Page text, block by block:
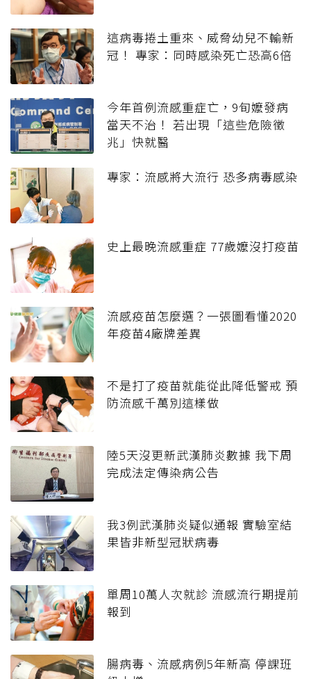
這病毒捲土重來、威脅幼兒不輸新
冠！ 專家：同時感染死亡恐高6倍
今年首例流感重症亡，9旬嬤發病
當天不治！ 若出現「這些危險徵
兆」快就醫
專家：流感將大流行 恐多病毒感染
史上最晚流感重症 77歲嬤沒打疫苗
流感疫苗怎麼選？一張圖看懂2020
年疫苗4廠牌差異
不是打了疫苗就能從此降低警戒 預
防流感千萬別這樣做
陸5天沒更新武漢肺炎數據 我下周
完成法定傳染病公告
我3例武漢肺炎疑似通報 實驗室結
果皆非新型冠狀病毒
單周10萬人次就診 流感流行期提前
報到
腸病毒、流感病例5年新高 停課班